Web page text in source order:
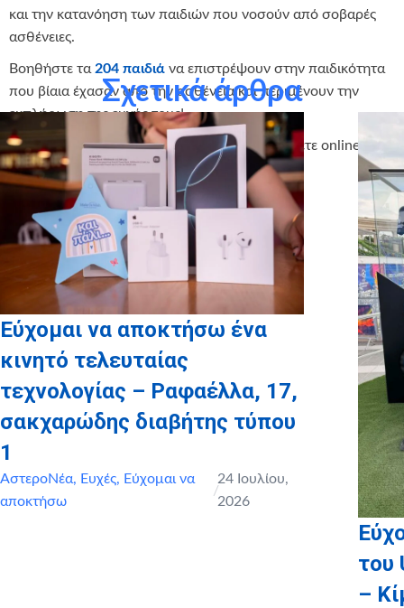
και την κατανόηση των παιδιών που νοσούν από σοβαρές
ασθένειες.
Βοηθήστε τα 204 παιδιά να επιστρέψουν στην παιδικότητα
που βίαια έχασαν από την ασθένεια και περιμένουν την
εκπλήρωση της ευχής τους!
Σε περίπτωση που θέλετε να πραγματοποιήσετε online την
παραγγελία σας πατήστε
Σχετικά άρθρα
Εύχομαι να αποκτήσω ένα
κινητό τελευταίας
τεχνολογίας – Ραφαέλλα, 17,
σακχαρώδης διαβήτης τύπου
1
ΑστεροΝέα, Ευχές, Εύχομαι να
αποκτήσω
/
24 Ιουλίου,
2026
του
–